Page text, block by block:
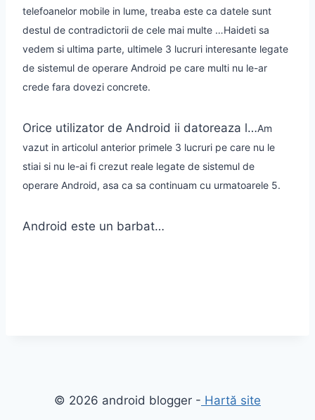
telefoanelor mobile in lume, treaba este ca datele sunt
destul de contradictorii de cele mai multe …Haideti sa
vedem si ultima parte, ultimele 3 lucruri interesante legate
de sistemul de operare Android pe care multi nu le-ar
crede fara dovezi concrete.
Orice utilizator de Android ii datoreaza l…Am
vazut in articolul anterior primele 3 lucruri pe care nu le
stiai si nu le-ai fi crezut reale legate de sistemul de
operare Android, asa ca sa continuam cu urmatoarele 5.
Android este un barbat…
© 2026 android blogger - Hartă site